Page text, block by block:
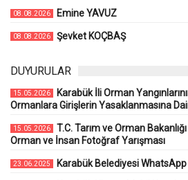
08.08.2026 Emine YAVUZ
08.08.2026 Şevket KOÇBAŞ
DUYURULAR
15.05.2026
Karabük İli Orman
Ormanlara Girişlerin Yasaklanmasına
15.05.2026
T.C. Tarım ve Orman
Orman ve İnsan Fotoğraf Yarışması
23.06.2025 Karabük Belediyesi WhatsApp